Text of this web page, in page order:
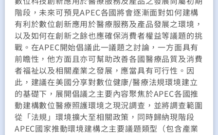
階段，未來可預見APEC各國將會逐漸面對如何建構
有利於數位創新應用於醫療服務及產品發展之環境，
以及如何在創新之餘也應確保消費者權益等議題的挑
戰。在APEC開始倡議此一議題之討論，一方面具有
前瞻性，他方面且亦可幫助改善各國醫療品質及消費
者福祉以及相關產業之發展，應當具有可行性。因
此，建議在美國分享對數位健康/醫療法規環境建立
的基礎下，展開倡議之主要內容聚焦於APEC各國推
動建構數位醫療照護環境之現況調查，並將調查範圍
從「法規」環境擴大至相關政策，同時歸納現階段
APEC國家推動環境建構之主要議題類型（包含產業